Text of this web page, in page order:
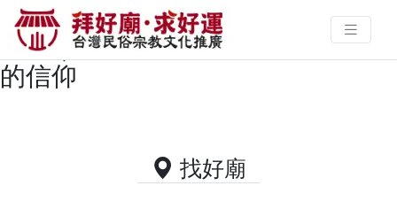
台中市梧棲區供奉延平郡王的好廟
資料｜拜好廟求好運 找到與您有緣
的信仰
找好廟